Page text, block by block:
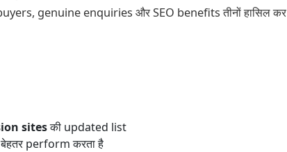
genuine enquiries और SEO benefits तीनों हासिल कर
sitesकी updated list
perform करता है